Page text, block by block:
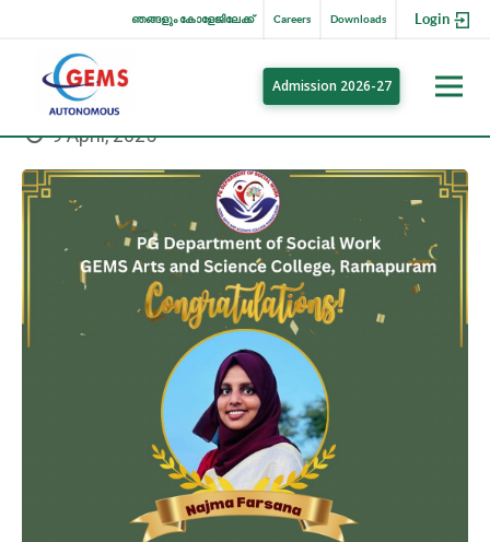
Login
Downloads
Careers
ഞങ്ങളും കോളേജിലേക്ക്
Admission 2026-27
9 April, 2025